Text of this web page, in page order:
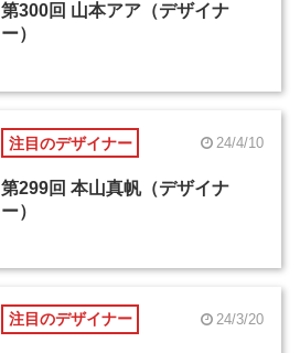
第300回 山本アア（デザイナ
ー）
注目のデザイナー 24/4/10
第299回 本山真帆（デザイナ
ー）
注目のデザイナー 24/3/20